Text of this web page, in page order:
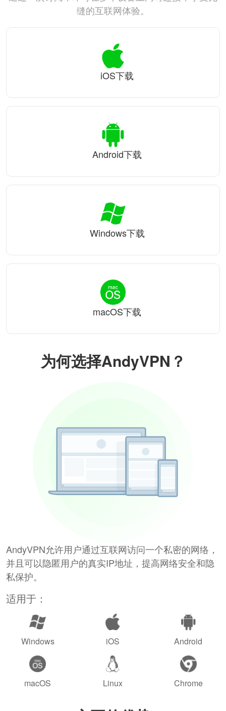
为何选择AndyVPN？
AndyVPN允许用户通过互联网访问一个私密的网络，
并且可以隐匿用户的真实IP地址，提高网络安全和隐
私保护。
适用于：
Windows iOS Android
macOS Linux Chrome
缝的互联网体验。
iOS下载
Android下载
Windows下载
macOS下载